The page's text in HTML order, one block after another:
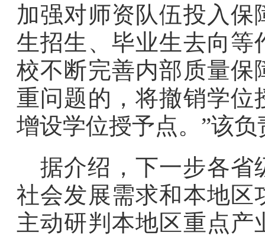
加强对师资队伍投入
生招生、毕业生去向等
校不断完善内部质量保
重问题的，将撤销学位
增设学位授予点。”该
据介绍，下一步各省
社会发展需求和本地区
主动研判本地区重点